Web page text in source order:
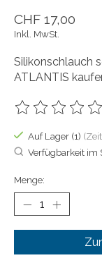
CHF 17,00
Inkl. MwSt.
Silikonschlauch
ATLANTIS
Die Bewertung
Auf Lager (1)
Verfügbarkeit im
Menge: